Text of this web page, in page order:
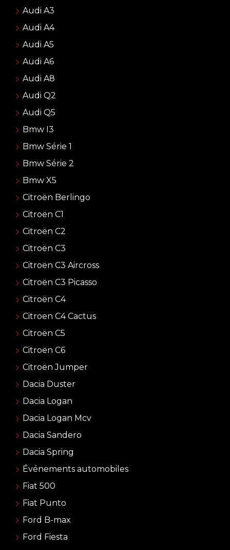
Audi A3
Audi A4
Audi A5
Audi A6
Audi A8
Audi Q2
Audi Q5
Bmw I3
Bmw Série 1
Bmw Série 2
Bmw X5
Citroën Berlingo
Citroën C1
Citroën C2
Citroën C3
Citroën C3 Aircross
Citroën C3 Picasso
Citroën C4
Citroen C4 Cactus
Citroën C5
Citroën C6
Citroën Jumper
Dacia Duster
Dacia Logan
Dacia Logan Mcv
Dacia Sandero
Dacia Spring
Événements automobiles
Fiat 500
Fiat Punto
Ford B-max
Ford Fiesta